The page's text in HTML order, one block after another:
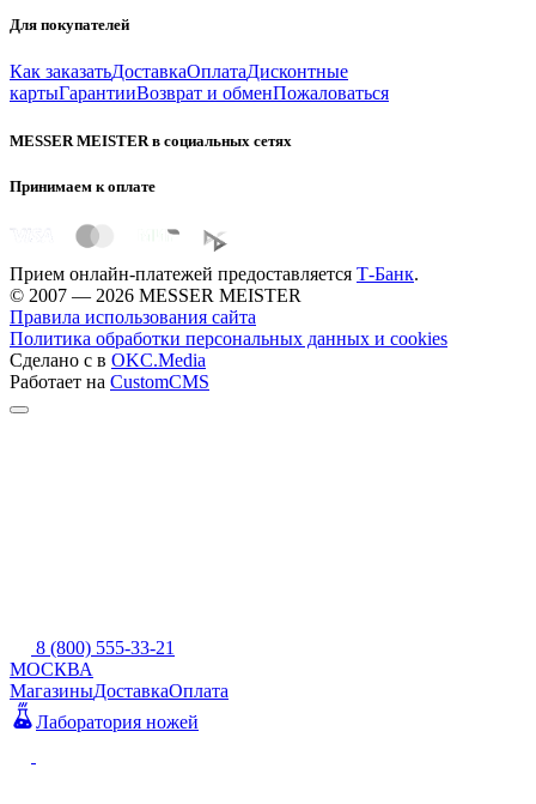
Для покупателей
Как заказатьДоставкаОплатаДисконтные
картыГарантииВозврат и обменПожаловаться
MESSER MEISTER в социальных сетях
Принимаем к оплате
Прием онлайн-платежей предоставляется Т-Банк.
© 2007 — 2026 MESSER MEISTER
Правила использования сайта
Политика обработки персональных данных и cookies
Сделано с в OKC.Media
Работает на CustomCMS
8 (800) 555-33-21
МОСКВА
МагазиныДоставкаОплата
Лаборатория ножей